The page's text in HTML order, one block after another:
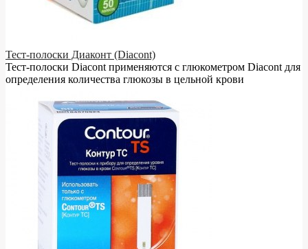
Тест-полоски Диаконт (Diacont)
Тест-полоски Diacont применяются с глюкометром Diacont для
определения количества глюкозы в цельной крови